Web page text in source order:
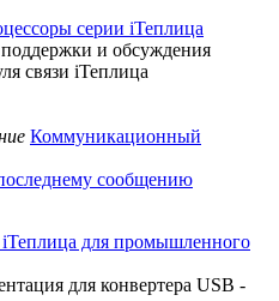
серии iТеплица
и обсуждения
связи iТеплица
Коммуникационный
сообщению
iТеплица для промышленного
для конвертера USB -